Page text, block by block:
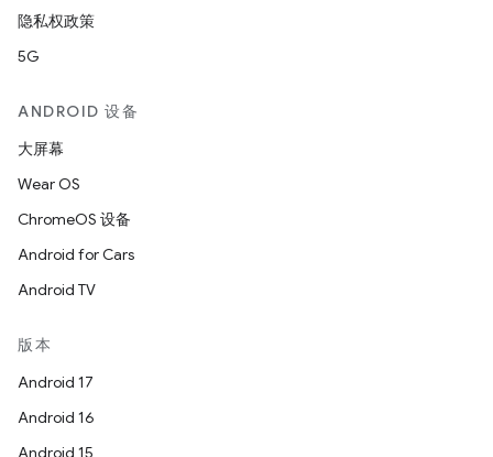
隐私权政策
5G
ANDROID 设备
大屏幕
Wear OS
ChromeOS 设备
Android for Cars
Android TV
版本
Android 17
Android 16
Android 15